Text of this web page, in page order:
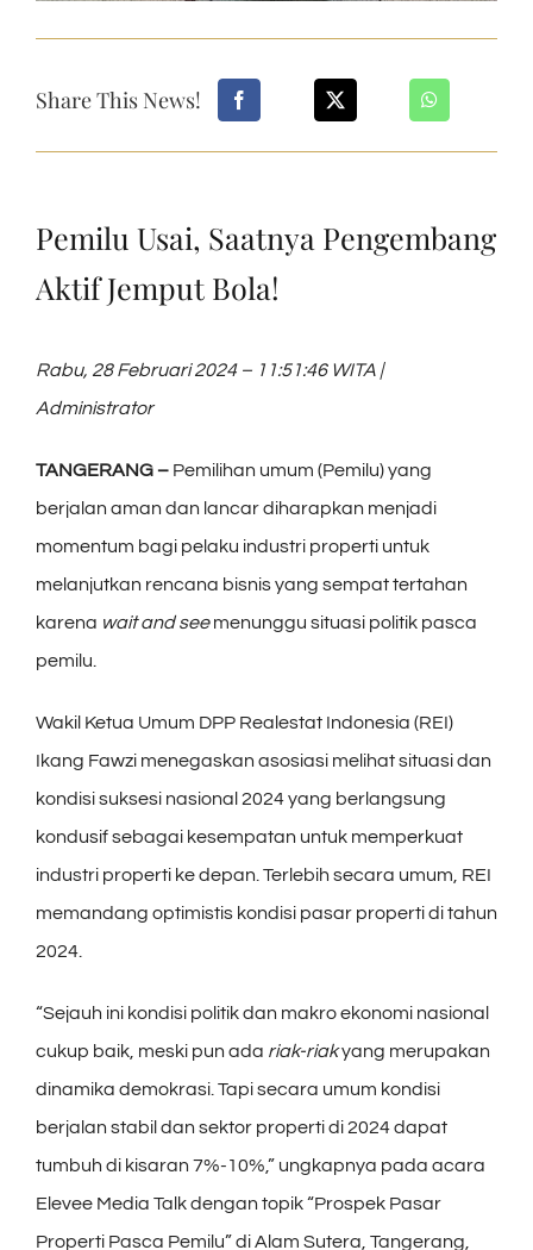
Share This News!
Pemilu Usai, Saatnya Pengembang
Aktif Jemput Bola!
Rabu, 28 Februari 2024 – 11:51:46 WITA |
Administrator
TANGERANG – Pemilihan umum (Pemilu) yang
berjalan aman dan lancar diharapkan menjadi
momentum bagi pelaku industri properti untuk
melanjutkan rencana bisnis yang sempat tertahan
karena wait and seemenunggu situasi politik pasca
pemilu.
Wakil Ketua Umum DPP Realestat Indonesia (REI)
Ikang Fawzi menegaskan asosiasi melihat situasi dan
kondisi suksesi nasional 2024 yang berlangsung
kondusif sebagai kesempatan untuk memperkuat
industri properti ke depan. Terlebih secara umum, REI
memandang optimistis kondisi pasar properti di tahun
2024.
“Sejauh ini kondisi politik dan makro ekonomi nasional
cukup baik, meski pun ada riak-riakyang merupakan
dinamika demokrasi. Tapi secara umum kondisi
berjalan stabil dan sektor properti di 2024 dapat
tumbuh di kisaran 7%-10%,” ungkapnya pada acara
Elevee Media Talk dengan topik “Prospek Pasar
Properti Pasca Pemilu” di Alam Sutera, Tangerang,